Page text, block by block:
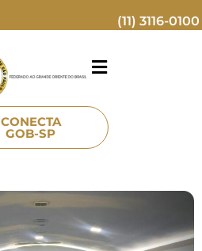
(11) 3116-0100
CONECTA
GOB-SP